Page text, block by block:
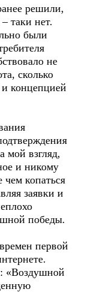
решили,
таки нет.
были
не
сколько
и концепцией
мой взгляд,
и никому
копаться
заявки и
победы.
первой
«Воздушной